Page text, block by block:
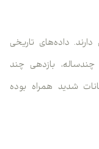
داده‌های تاریخی
بازدهی چند
شدید همراه بوده